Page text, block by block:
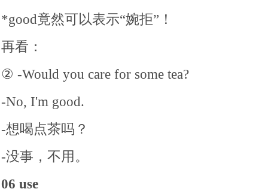
*good竟然可以表示“婉拒”！
再看：
② -Would you care for some tea?
-No, I'm good.
-想喝点茶吗？
-没事，不用。
06 use